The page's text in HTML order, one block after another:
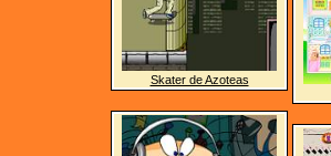
Skater de Azoteas